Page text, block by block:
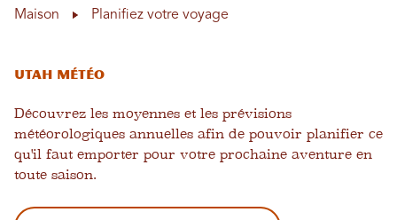
Maison Planifiez votre voyage
Utah Météo
Découvrez les moyennes et les prévisions
météorologiques annuelles afin de pouvoir planifier ce
qu'il faut emporter pour votre prochaine aventure en
toute saison.